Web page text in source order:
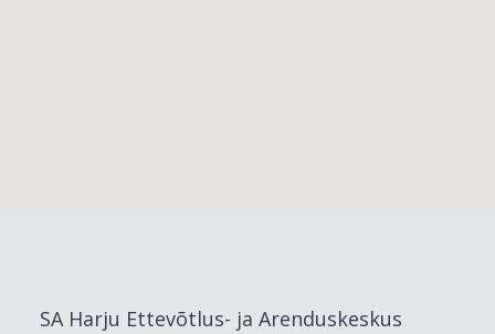
SA Harju Ettevõtlus- ja Arenduskeskus